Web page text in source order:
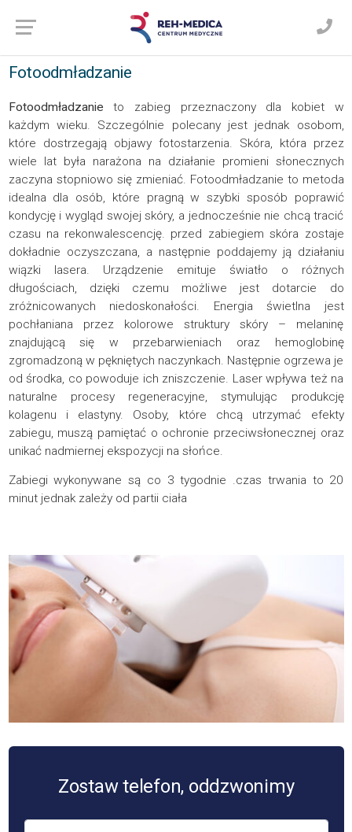
Fotoodmładzanie
Fotoodmładzanie to zabieg przeznaczony dla kobiet w
każdym wieku. Szczególnie polecany jest jednak osobom,
które dostrzegają objawy fotostarzenia. Skóra, która przez
wiele lat była narażona na działanie promieni słonecznych
zaczyna stopniowo się zmieniać. Fotoodmładzanie to metoda
idealna dla osób, które pragną w szybki sposób poprawić
kondycję i wygląd swojej skóry, a jednocześnie nie chcą tracić
czasu na rekonwalescencję. przed zabiegiem skóra zostaje
dokładnie oczyszczana, a następnie poddajemy ją działaniu
wiązki lasera. Urządzenie emituje światło o różnych
długościach, dzięki czemu możliwe jest dotarcie do
zróżnicowanych niedoskonałości. Energia świetlna jest
pochłaniana przez kolorowe struktury skóry – melaninę
znajdującą się w przebarwieniach oraz hemoglobinę
zgromadzoną w pękniętych naczynkach. Następnie ogrzewa je
od środka, co powoduje ich zniszczenie. Laser wpływa też na
naturalne procesy regeneracyjne, stymulując produkcję
kolagenu i elastyny. Osoby, które chcą utrzymać efekty
zabiegu, muszą pamiętać o ochronie przeciwsłonecznej oraz
unikać nadmiernej ekspozycji na słońce.
Zabiegi wykonywane są co 3 tygodnie .czas trwania to 20
minut jednak zależy od partii ciała
Zostaw telefon, oddzwonimy